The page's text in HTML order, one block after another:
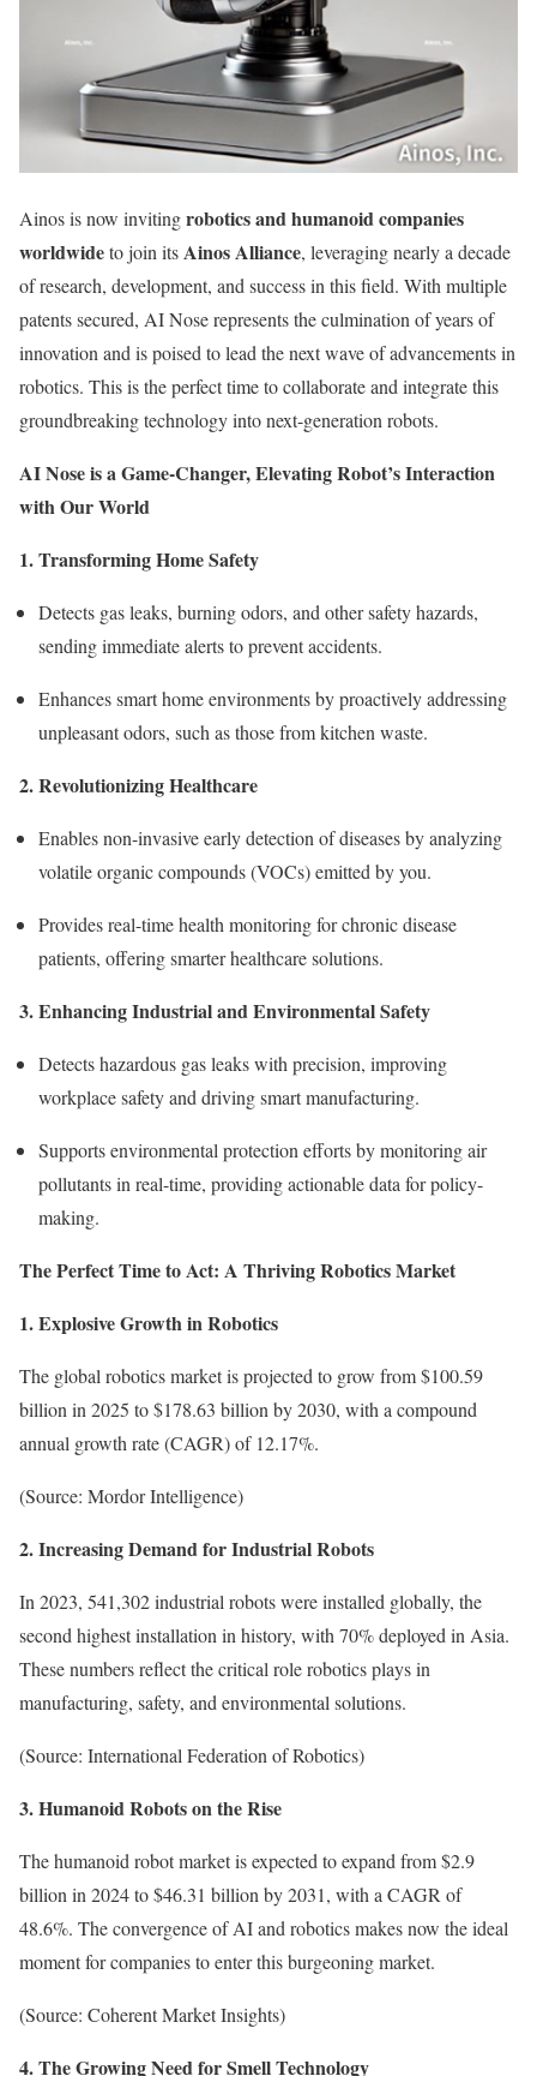
Ainos is now invitingrobotics and humanoid companies
worldwideto join itsAinos Alliance, leveraging nearly a decade
of research, development, and success in this field. With multiple
patents secured, AI Nose represents the culmination of years of
innovation and is poised to lead the next wave of advancements in
robotics. This is the perfect time to collaborate and integrate this
groundbreaking technology into next-generation robots.
AI Nose is a Game-Changer, Elevating Robot’s Interaction
with Our World
1. Transforming Home Safety
Detects gas leaks, burning odors, and other safety hazards,
sending immediate alerts to prevent accidents.
Enhances smart home environments by proactively addressing
unpleasant odors, such as those from kitchen waste.
2. Revolutionizing Healthcare
Enables non-invasive early detection of diseases by analyzing
volatile organic compounds (VOCs) emitted by you.
Provides real-time health monitoring for chronic disease
patients, offering smarter healthcare solutions.
3. Enhancing Industrial and Environmental Safety
Detects hazardous gas leaks with precision, improving
workplace safety and driving smart manufacturing.
Supports environmental protection efforts by monitoring air
pollutants in real-time, providing actionable data for policy-
making.
The Perfect Time to Act: A Thriving Robotics Market
1. Explosive Growth in Robotics
The global robotics market is projected to grow from $100.59
billion in 2025 to $178.63 billion by 2030, with a compound
annual growth rate (CAGR) of 12.17%.
(Source: Mordor Intelligence)
2. Increasing Demand for Industrial Robots
In 2023, 541,302 industrial robots were installed globally, the
second highest installation in history, with 70% deployed in Asia.
These numbers reflect the critical role robotics plays in
manufacturing, safety, and environmental solutions.
(Source: International Federation of Robotics)
3. Humanoid Robots on the Rise
The humanoid robot market is expected to expand from $2.9
billion in 2024 to $46.31 billion by 2031, with a CAGR of
48.6%. The convergence of AI and robotics makes now the ideal
moment for companies to enter this burgeoning market.
(Source: Coherent Market Insights)
4. The Growing Need for Smell Technology